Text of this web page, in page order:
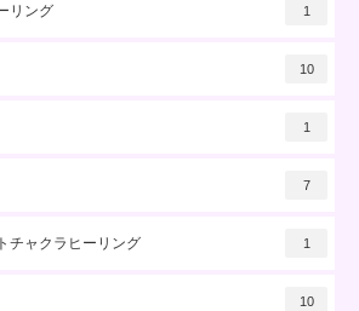
リング 1
10
1
7
チャクラヒーリング 1
10